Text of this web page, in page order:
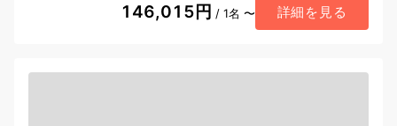
146,015円 / 1名 〜 詳細を見る